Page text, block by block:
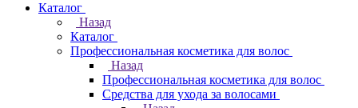
Каталог
Назад
Каталог
Профессиональная косметика для волос
Назад
Профессиональная косметика для волос
Средства для ухода за волосами